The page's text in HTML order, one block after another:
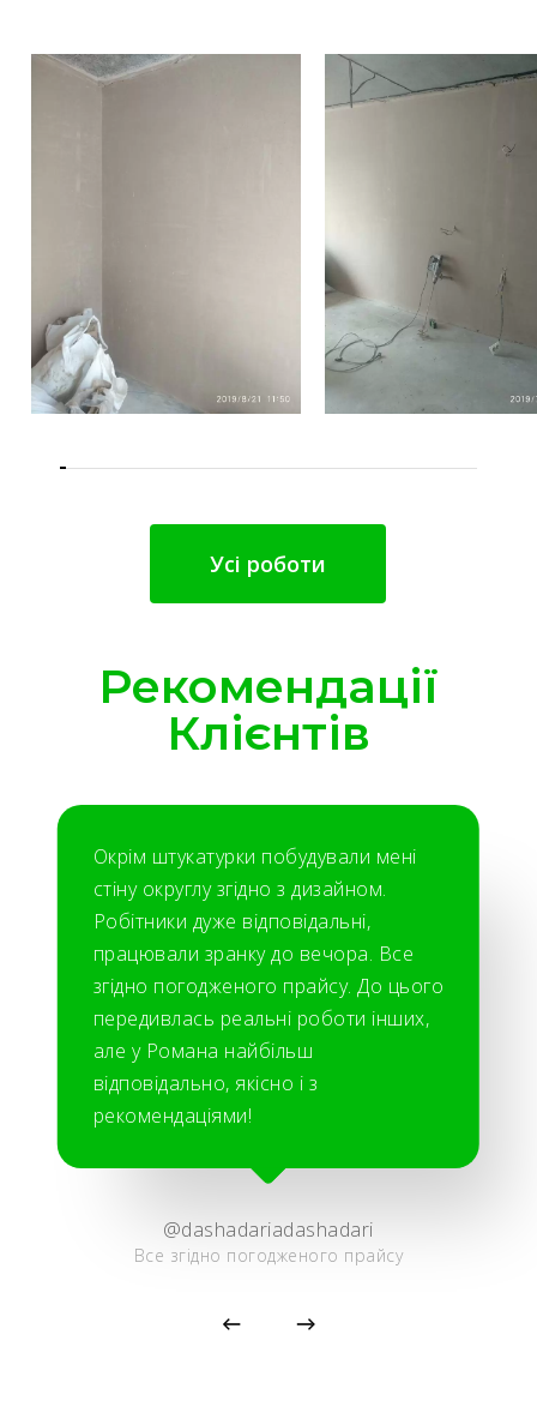
Усі роботи
Рекомендації
Клієнтів
Окрім штукатурки побудували мені
стіну округлу згідно з дизайном.
Робітники дуже відповідальні,
працювали зранку до вечора. Все
згідно погодженого прайсу. До цього
передивлась реальні роботи інших,
але у Романа найбільш
відповідально, якісно і з
рекомендаціями!
@dashadariadashadari
Все згідно погодженого прайсу